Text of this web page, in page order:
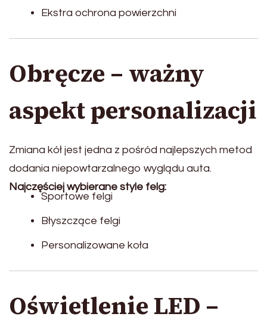
Ekstra ochrona powierzchni
Obręcze – ważny
aspekt personalizacji
Zmiana kół jest jedna z pośród najlepszych metod
dodania niepowtarzalnego wyglądu auta.
Najczęściej wybierane style felg:
Sportowe felgi
Błyszczące felgi
Personalizowane koła
Oświetlenie LED –